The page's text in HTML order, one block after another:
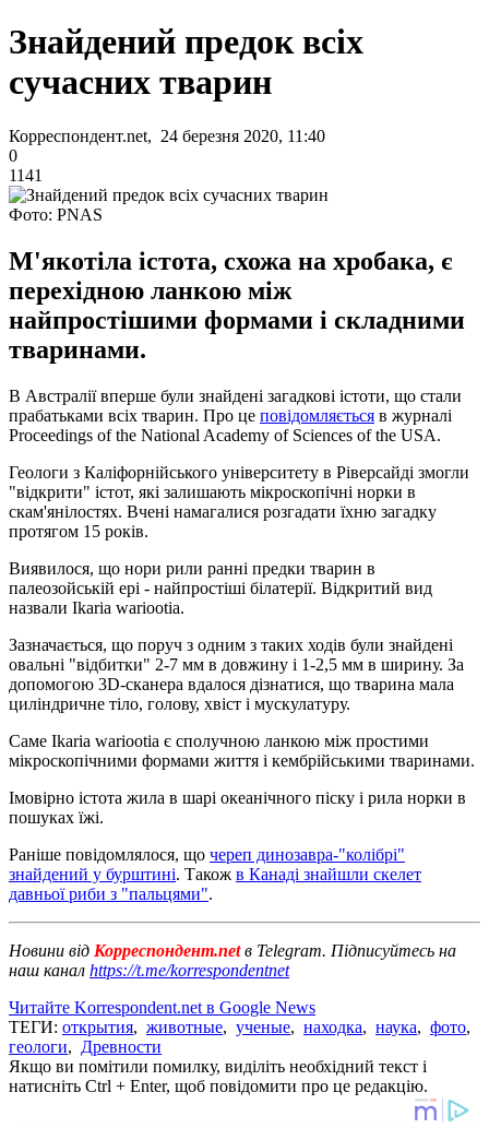
Знайдений предок всіх
сучасних тварин
Корреспондент.net, 24 березня 2020, 11:40
0
1141
Фото: PNAS
М'якотіла істота, схожа на хробака, є
перехідною ланкою між
найпростішими формами і складними
тваринами.
В Австралії вперше були знайдені загадкові істоти, що стали
прабатьками всіх тварин. Про це повідомляється в журналі
Proceedings of the National Academy of Sciences of the USA.
Геологи з Каліфорнійського університету в Ріверсайді змогли
"відкрити" істот, які залишають мікроскопічні норки в
скам'янілостях. Вчені намагалися розгадати їхню загадку
протягом 15 років.
Виявилося, що нори рили ранні предки тварин в
палеозойській ері - найпростіші білатерії. Відкритий вид
назвали Ikaria wariootia.
Зазначається, що поруч з одним з таких ходів були знайдені
овальні "відбитки" 2-7 мм в довжину і 1-2,5 мм в ширину. За
допомогою 3D-сканера вдалося дізнатися, що тварина мала
циліндричне тіло, голову, хвіст і мускулатуру.
Саме Ikaria wariootia є сполучною ланкою між простими
мікроскопічними формами життя і кембрійськими тваринами.
Імовірно істота жила в шарі океанічного піску і рила норки в
пошуках їжі.
Раніше повідомлялося, що череп динозавра-"колібрі"
знайдений у бурштині. Також в Канаді знайшли скелет
давньої риби з "пальцями".
Новини від Корреспондент.netв Telegram. Підписуйтесь на
наш канал https://t.me/korrespondentnet
Читайте Korrespondent.net в Google News
ТЕГИ: открытия, животные, ученые, находка, наука, фото,
геологи, Древности
Якщо ви помітили помилку, виділіть необхідний текст і
натисніть Ctrl + Enter, щоб повідомити про це редакцію.